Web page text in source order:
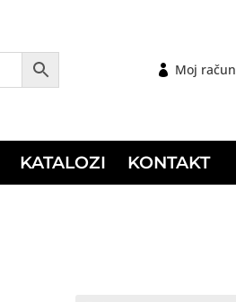
Moj račun
KATALOZI KONTAKT